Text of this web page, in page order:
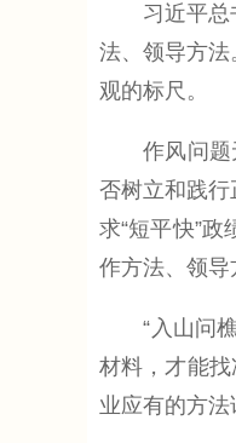
习近平总书
法、领导方
观的标尺。
作风问题无
否树立和践行
求“短平快”
作方法、领导
“入山问樵
材料，才能
业应有的方法